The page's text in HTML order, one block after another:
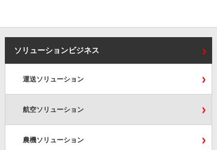
ソリューションビジネス
運送ソリューション
航空ソリューション
農機ソリューション